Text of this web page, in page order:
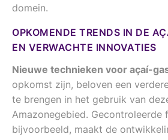
domein.
OPKOMENDE TRENDS IN DE
EN VERWACHTE INNOVATIES
Nieuwe technieken voor açaí-
opkomst zijn, beloven een
te brengen in het gebruik van
Amazonegebied. Gecontroleerde
bijvoorbeeld, maakt de